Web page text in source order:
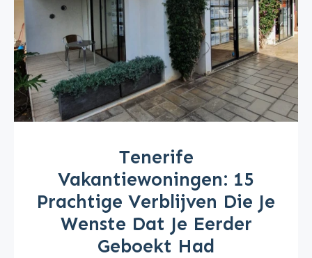
Tenerife
Vakantiewoningen: 15
Prachtige Verblijven Die Je
Wenste Dat Je Eerder
Geboekt Had